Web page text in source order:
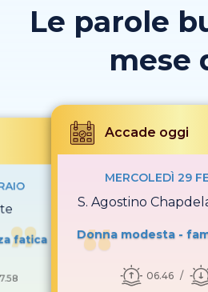
Le parole
mese
fatica
Accade oggi
MERCOLEDÌ 29
S. Agostino
Donna modesta -
06.46